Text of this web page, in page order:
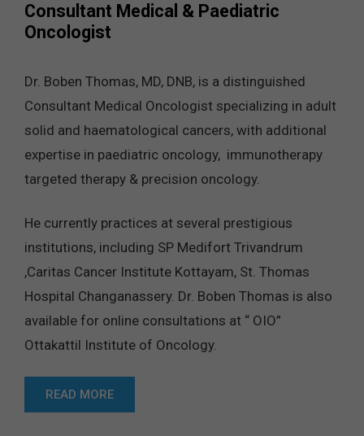
Consultant Medical & Paediatric
Oncologist
Dr. Boben Thomas, MD, DNB, is a distinguished
Consultant Medical Oncologist specializing in adult
solid and haematological cancers, with additional
expertise in paediatric oncology, immunotherapy
targeted therapy & precision oncology.
He currently practices at several prestigious
institutions, including SP Medifort Trivandrum
,Caritas Cancer Institute Kottayam, St. Thomas
Hospital Changanassery. Dr. Boben Thomas is also
available for online consultations at “ OIO”
Ottakattil Institute of Oncology.
READ MORE